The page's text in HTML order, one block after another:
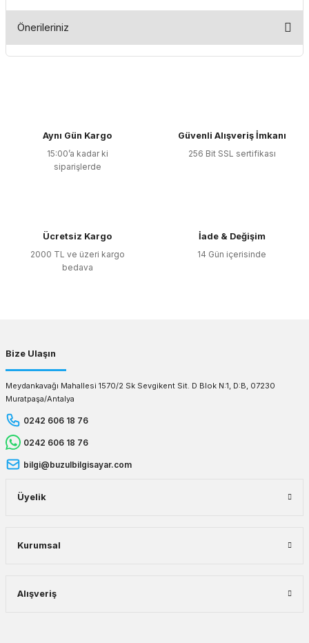
Önerileriniz
Ürün resmi kalitesiz, bozuk veya görüntülenemiyor.
Ürün açıklamasında eksik bilgiler bulunuyor.
Ürün bilgilerinde hatalar bulunuyor.
Aynı Gün Kargo
15:00’a kadar ki
siparişlerde
Güvenli Alışveriş İmkanı
256 Bit SSL sertifikası
Ücretsiz Kargo
2000 TL ve üzeri kargo
bedava
İade & Değişim
14 Gün içerisinde
Bize Ulaşın
Meydankavağı Mahallesi 1570/2 Sk Sevgikent Sit. D Blok N:1, D:B, 07230
Muratpaşa/Antalya
0242 606 18 76
0242 606 18 76
bilgi@buzulbilgisayar.com
Üyelik
Kurumsal
Alışveriş